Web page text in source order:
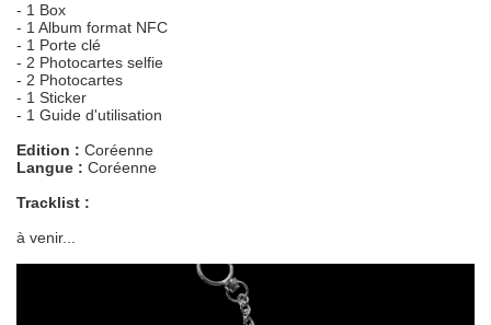
- 1 Box
- 1 Album format NFC
- 1 Porte clé
- 2 Photocartes selfie
- 2 Photocartes
- 1 Sticker
- 1 Guide d'utilisation
Edition : Coréenne
Langue : Coréenne
Tracklist :
à venir...